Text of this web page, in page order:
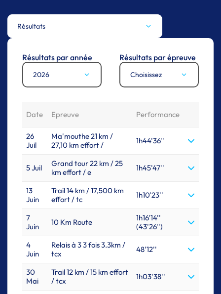
Résultats
Résultats par année
2026
Résultats par épreuve
Choisissez
Date Epreuve Performance
26
Juil
Ma'mouthe 21 km /
27,10 km effort /
1h44'36''
5 Juil
Grand tour 22 km / 25
km effort / e
1h45'47''
13
Juin
Trail 14 km / 17,500 km
effort / tc
1h10'23''
7
Juin
10 Km Route
1h16'14''
(43'26'')
4
Juin
Relais à 3 3 fois 3.3km /
tcx
48'12''
30
Mai
Trail 12 km / 15 km effort
/ tcx
1h03'38''